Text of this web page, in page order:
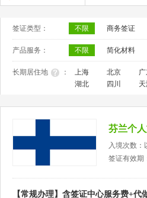
签证类型： 不限 商务签证
产品服务： 不限 简化材料
长期居住地 ： 上海 北京
湖北
四川
芬兰个
入境次数：
签证有效期
【常规办理】含签证中心服务费+